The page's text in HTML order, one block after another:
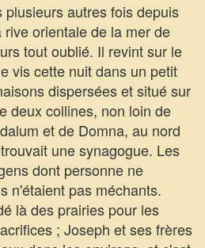
plusieurs autres fois depuis
orientale de la mer de
tout oublié. Il revint sur le
vis cette nuit dans un petit
dispersées et situé sur
deux collines, non loin de
et de Domna, au nord
une synagogue. Les
dont personne ne
n'étaient pas méchants.
là des prairies pour les
; Joseph et ses frères